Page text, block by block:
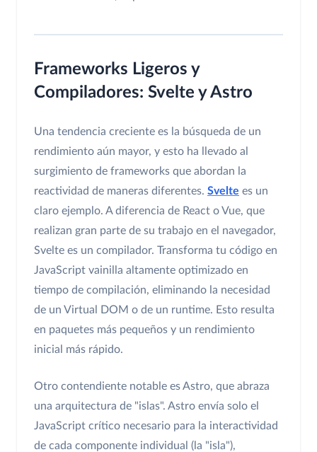
Frameworks Ligeros y
Compiladores: Svelte y Astro
Una tendencia creciente es la búsqueda de un
rendimiento aún mayor, y esto ha llevado al
surgimiento de frameworks que abordan la
reactividad de maneras diferentes. Svelte es un
claro ejemplo. A diferencia de React o Vue, que
realizan gran parte de su trabajo en el navegador,
Svelte es un compilador. Transforma tu código en
JavaScript vainilla altamente optimizado en
tiempo de compilación, eliminando la necesidad
de un Virtual DOM o de un runtime. Esto resulta
en paquetes más pequeños y un rendimiento
inicial más rápido.
Otro contendiente notable es Astro, que abraza
una arquitectura de "islas". Astro envía solo el
JavaScript crítico necesario para la interactividad
de cada componente individual (la "isla"),